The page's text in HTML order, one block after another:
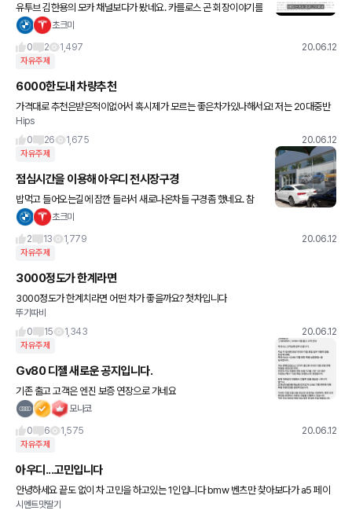
유투브 김한용의 모카 채널보다가 봤네요. 카를로스 곤 회장이야기를
뉴스에서 봤었는데, 이런 내막이 또 있군요... 재미로 보세요~ http
초크미
0
2 1,497 20.06.12
자유주제
6000한도내 차량추천
가격대로 추천은받은적이없어서 혹시제가 모르는 좋은차가있나해서요! 저는 20대중반
으로, 현재 6000내로 살만한 좋은차가있나요?? 수입차를 선호하긴합니다!
Hips
0
26 1,675 20.06.12
자유주제
점심시간을 이용해 아우디 전시장구경
밥먹고 들어오는길에 잠깐 들러서 새로나온차들 구경좀 했네요. 참
할일없어보이죠? ㅎ 전 구경하는거 좋아해서요 ㅠ.ㅠ 이게 낙입니다.
초크미
2
13 1,779 20.06.12
자유주제
3000정도가 한계라면
3000정도가 한계치라면 어떤 차가 좋을까요? 첫차입니다
뚜기따비
0
15 1,343 20.06.12
자유주제
Gv80 디젤 새로운 공지입니다.
기존 출고 고객은 엔진 보증 연장으로 가네요
모나코
0
6 1,575 20.06.12
자유주제
아우디...고민입니다
안녕하세요 끝도 없이 차 고민을 하고있는 1인입니다 bmw 벤츠만 찾아보다가 a5 페이
스리프트를 보고 꽂혀서 a5까지 구매 선상에 올려놓고 고민중인데요 (a5 45tfsi 콰트로
시멘트맛딸기